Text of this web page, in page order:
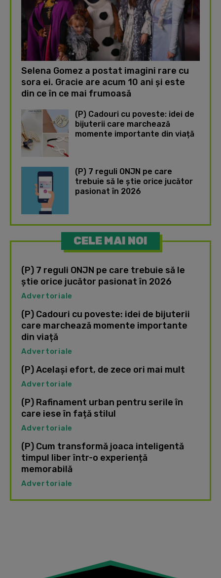
Selena Gomez a postat imagini rare cu
sora ei. Gracie are acum 10 ani și este
din ce în ce mai frumoasă
(P) Cadouri cu poveste: idei de
bijuterii care marchează
momente importante din viață
(P) 7 reguli ONJN pe care
trebuie să le știe orice jucător
pasionat în 2026
CELE MAI NOI
(P) 7 reguli ONJN pe care trebuie să le
știe orice jucător pasionat în 2026
Advertoriale
(P) Cadouri cu poveste: idei de bijuterii
care marchează momente importante
din viață
Advertoriale
(P) Același efort, de zece ori mai mult
Advertoriale
(P) Rafinament urban pentru serile în
care iese în față stilul
Advertoriale
(P) Cum transformă joaca inteligentă
timpul liber într-o experiență
memorabilă
Advertoriale